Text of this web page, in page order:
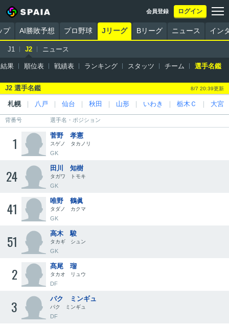
プ AI勝敗予想 プロ野球 Jリーグ Bリーグ ニュース イン
会員登録 ログイン
J1 J2 ニュース
果 順位表 戦績表 ランキング スタッツ チーム 選手名鑑
J2 選手名鑑 8/7 20:39更新
札幌 八戸 仙台 秋田 山形 いわき 栃木Ｃ 大宮
背番号 選手名・ポジション
1 菅野 孝憲
スゲノ タカノリ
GK
24 田川 知樹
タガワ トモキ
GK
41 唯野 鶴眞
タダノ カクマ
GK
51 高木 駿
タカギ シュン
GK
2 髙尾 瑠
タカオ リュウ
DF
3 パク ミンギュ
パク ミンギュ
DF